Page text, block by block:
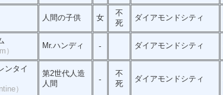
人間の子供 女
不
死
ダイアモンドシティ
）
Mr.ハンディ - ダイアモンドシティ
ンタイ
）
第2世代人造
人間
-
不
死
ダイアモンドシティ